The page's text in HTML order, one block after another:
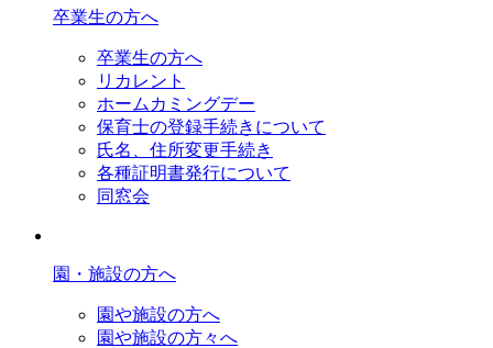
卒業生の方へ
卒業生の方へ
リカレント
ホームカミングデー
保育士の登録手続きについて
氏名、住所変更手続き
各種証明書発行について
同窓会
園・施設の方へ
園や施設の方へ
園や施設の方々へ